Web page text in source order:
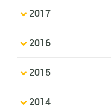
2017
2016
2015
2014